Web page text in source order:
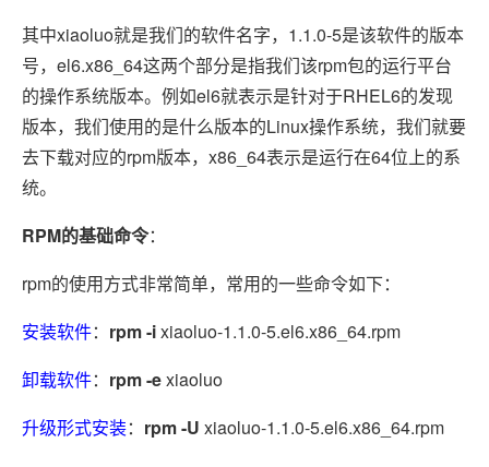
其中xiaoluo就是我们的软件名字，1.1.0-5是该软件的版本
号，el6.x86_64这两个部分是指我们该rpm包的运行平台
的操作系统版本。例如el6就表示是针对于RHEL6的发现
版本，我们使用的是什么版本的Linux操作系统，我们就要
去下载对应的rpm版本，x86_64表示是运行在64位上的系
统。
RPM的基础命令：
rpm的使用方式非常简单，常用的一些命令如下：
安装软件： rpm -ixiaoluo-1.1.0-5.el6.x86_64.rpm
卸载软件： rpm -exiaoluo
升级形式安装： rpm -U xiaoluo-1.1.0-5.el6.x86_64.rpm